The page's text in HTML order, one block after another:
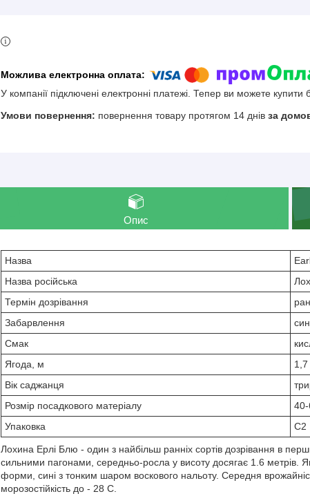
У компанії підключені електронні платежі. Тепер ви можете
повернення товару протягом 14 днів за
Опис
Назва
Назва російська
Термін дозрівання
Забарвлення
Смак
Ягода, м
1,7
Вік саджанця
Розмір посадкового матеріалу
Упаковка
С2
Лохина Ерлі Блю - один з найбільш ранніх сортів дозрівання в
сильними пагонами, середньо-росла у висоту досягає 1.6 метрів.
форми, сині з тонким шаром воскового нальоту. Середня
морозостійкість до - 28 С.